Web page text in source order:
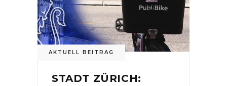
AKTUELL BEITRAG
STADT ZÜRICH: